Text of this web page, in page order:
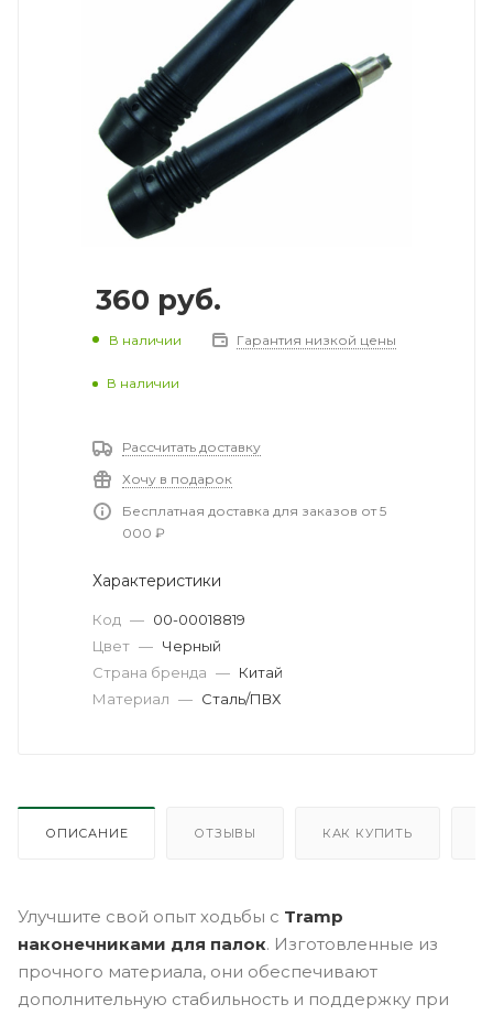
360 руб.
В наличии Гарантия низкой цены
В наличии
Рассчитать доставку
Хочу в подарок
Бесплатная доставка для заказов от 5
000 ₽
Характеристики
Код — 00-00018819
Цвет — Черный
Страна бренда — Китай
Материал — Сталь/ПВХ
ОПИСАНИЕ ОТЗЫВЫ КАК КУПИТЬ
Улучшите свой опыт ходьбы с Tramp
наконечниками для палок. Изготовленные из
прочного материала, они обеспечивают
дополнительную стабильность и поддержку при